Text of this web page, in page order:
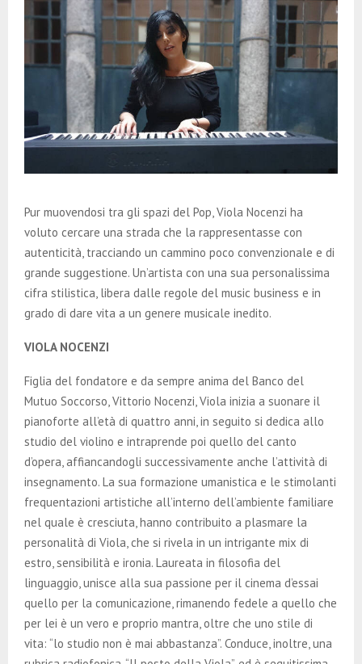
Pur muovendosi tra gli spazi del Pop, Viola Nocenzi ha
voluto cercare una strada che la rappresentasse con
autenticità, tracciando un cammino poco convenzionale e di
grande suggestione. Un’artista con una sua personalissima
cifra stilistica, libera dalle regole del music business e in
grado di dare vita a un genere musicale inedito.
VIOLA NOCENZI
Figlia del fondatore e da sempre anima del Banco del
Mutuo Soccorso, Vittorio Nocenzi, Viola inizia a suonare il
pianoforte all’età di quattro anni, in seguito si dedica allo
studio del violino e intraprende poi quello del canto
d’opera, affiancandogli successivamente anche l’attività di
insegnamento. La sua formazione umanistica e le stimolanti
frequentazioni artistiche all’interno dell’ambiente familiare
nel quale è cresciuta, hanno contribuito a plasmare la
personalità di Viola, che si rivela in un intrigante mix di
estro, sensibilità e ironia. Laureata in filosofia del
linguaggio, unisce alla sua passione per il cinema d’essai
quello per la comunicazione, rimanendo fedele a quello che
per lei è un vero e proprio mantra, oltre che uno stile di
vita: “lo studio non è mai abbastanza”. Conduce, inoltre, una